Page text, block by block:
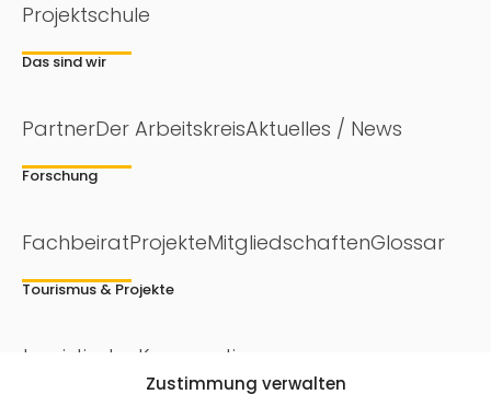
Zustimmung verwalten
Projektschule
Das sind wir
PartnerDer ArbeitskreisAktuelles / News
Forschung
FachbeiratProjekteMitgliedschaftenGlossar
Tourismus & Projekte
touristische Kooperationen
Rad- & WanderwegeProjekte & Aktionen